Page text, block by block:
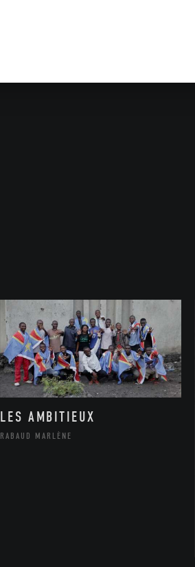
LES AMBITIEUX
RABAUD MARLÈNE